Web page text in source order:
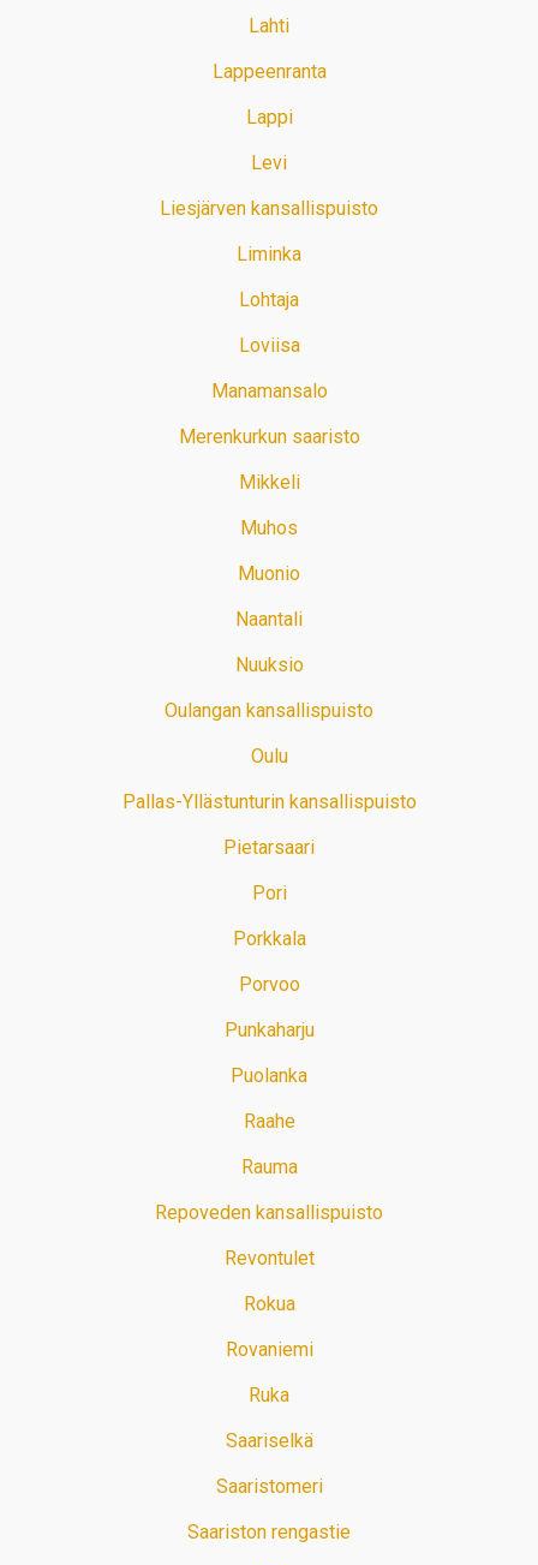
Lahti
Lappeenranta
Lappi
Levi
Liesjärven kansallispuisto
Liminka
Lohtaja
Loviisa
Manamansalo
Merenkurkun saaristo
Mikkeli
Muhos
Muonio
Naantali
Nuuksio
Oulangan kansallispuisto
Oulu
Pallas-Yllästunturin kansallispuisto
Pietarsaari
Pori
Porkkala
Porvoo
Punkaharju
Puolanka
Raahe
Rauma
Repoveden kansallispuisto
Revontulet
Rokua
Rovaniemi
Ruka
Saariselkä
Saaristomeri
Saariston rengastie